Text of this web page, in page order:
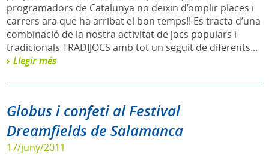
programadors de Catalunya no deixin d’omplir places i
carrers ara que ha arribat el bon temps!! Es tracta d’una
combinació de la nostra activitat de jocs populars i
tradicionals TRADIJOCS amb tot un seguit de diferents...
Llegir més
Globus i confeti al Festival
Dreamfields de Salamanca
17/juny/2011